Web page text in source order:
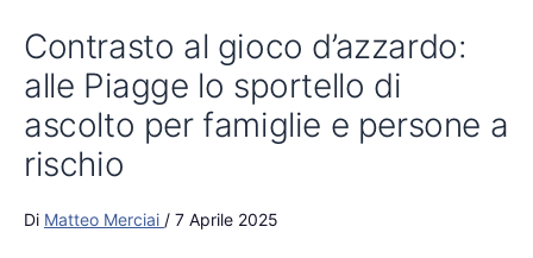
Contrasto al gioco d’azzardo:
alle Piagge lo sportello di
ascolto per famiglie e persone a
rischio
Di Matteo Merciai / 7 Aprile 2025